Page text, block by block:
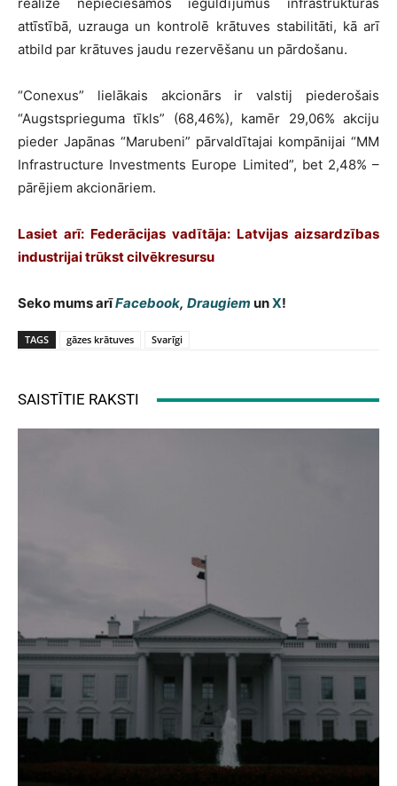
realizē nepieciešamos ieguldījumus infrastruktūras
attīstībā, uzrauga un kontrolē krātuves stabilitāti, kā arī
atbild par krātuves jaudu rezervēšanu un pārdošanu.
“Conexus” lielākais akcionārs ir valstij piederošais
“Augstsprieguma tīkls” (68,46%), kamēr 29,06% akciju
pieder Japānas “Marubeni” pārvaldītajai kompānijai “MM
Infrastructure Investments Europe Limited”, bet 2,48% –
pārējiem akcionāriem.
Lasiet arī: Federācijas vadītāja: Latvijas aizsardzības
industrijai trūkst cilvēkresursu
Seko mums arīFacebook, Draugiem unX!
TAGS gāzes krātuves Svarīgi
SAISTĪTIE RAKSTI